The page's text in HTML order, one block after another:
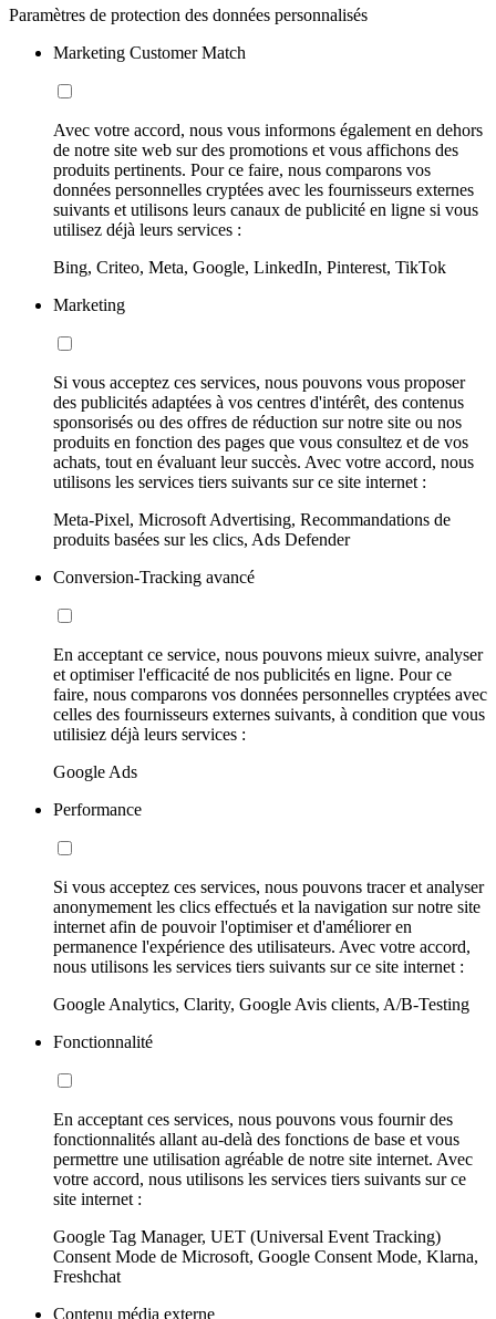
Paramètres de protection des données personnalisés
Marketing Customer Match
Avec votre accord, nous vous informons également en dehors
de notre site web sur des promotions et vous affichons des
produits pertinents. Pour ce faire, nous comparons vos
données personnelles cryptées avec les fournisseurs externes
suivants et utilisons leurs canaux de publicité en ligne si vous
utilisez déjà leurs services :
Bing, Criteo, Meta, Google, LinkedIn, Pinterest, TikTok
Marketing
Si vous acceptez ces services, nous pouvons vous proposer
des publicités adaptées à vos centres d'intérêt, des contenus
sponsorisés ou des offres de réduction sur notre site ou nos
produits en fonction des pages que vous consultez et de vos
achats, tout en évaluant leur succès. Avec votre accord, nous
utilisons les services tiers suivants sur ce site internet :
Meta-Pixel, Microsoft Advertising, Recommandations de
produits basées sur les clics, Ads Defender
Conversion-Tracking avancé
En acceptant ce service, nous pouvons mieux suivre, analyser
et optimiser l'efficacité de nos publicités en ligne. Pour ce
faire, nous comparons vos données personnelles cryptées avec
celles des fournisseurs externes suivants, à condition que vous
utilisiez déjà leurs services :
Google Ads
Performance
Si vous acceptez ces services, nous pouvons tracer et analyser
anonymement les clics effectués et la navigation sur notre site
internet afin de pouvoir l'optimiser et d'améliorer en
permanence l'expérience des utilisateurs. Avec votre accord,
nous utilisons les services tiers suivants sur ce site internet :
Google Analytics, Clarity, Google Avis clients, A/B-Testing
Fonctionnalité
En acceptant ces services, nous pouvons vous fournir des
fonctionnalités allant au-delà des fonctions de base et vous
permettre une utilisation agréable de notre site internet. Avec
votre accord, nous utilisons les services tiers suivants sur ce
site internet :
Google Tag Manager, UET (Universal Event Tracking)
Consent Mode de Microsoft, Google Consent Mode, Klarna,
Freshchat
Contenu média externe